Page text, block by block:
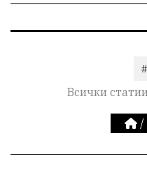
Всички
/